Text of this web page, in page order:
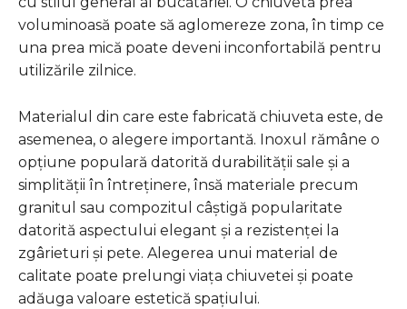
voluminoasă poate să aglomereze zona, în timp ce
una prea mică poate deveni inconfortabilă pentru
utilizările zilnice.
Materialul din care este fabricată chiuveta este, de
asemenea, o alegere importantă. Inoxul rămâne o
opțiune populară datorită durabilității sale și a
simplității în întreținere, însă materiale precum
granitul sau compozitul câștigă popularitate
datorită aspectului elegant și a rezistenței la
zgârieturi și pete. Alegerea unui material de
calitate poate prelungi viața chiuvetei și poate
adăuga valoare estetică spațiului.